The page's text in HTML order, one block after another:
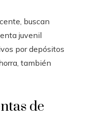
buscan
juvenil
por depósitos
también
de